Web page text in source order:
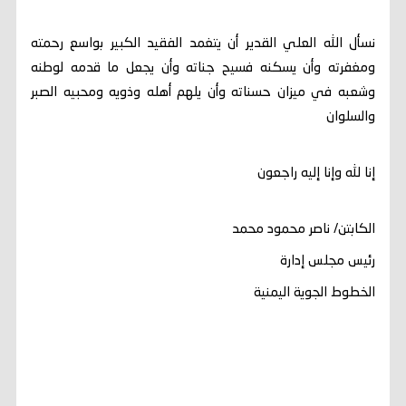
نسأل الله العلي القدير أن يتغمد الفقيد الكبير بواسع رحمته
ومغفرته وأن يسكنه فسيح جناته وأن يجعل ما قدمه لوطنه
وشعبه في ميزان حسناته وأن يلهم أهله وذويه ومحبيه الصبر
والسلوان
إنا لله وإنا إليه راجعون
الكابتن/ ناصر محمود محمد
رئيس مجلس إدارة
الخطوط الجوية اليمنية